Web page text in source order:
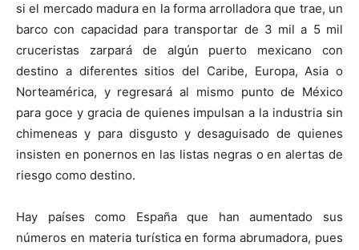
si el mercado madura en la forma arrolladora que trae, un
barco con capacidad para transportar de 3 mil a 5 mil
cruceristas zarpará de algún puerto mexicano con
destino a diferentes sitios del Caribe, Europa, Asia o
Norteamérica, y regresará al mismo punto de México
para goce y gracia de quienes impulsan a la industria sin
chimeneas y para disgusto y desaguisado de quienes
insisten en ponernos en las listas negras o en alertas de
riesgo como destino.
Hay países como España que han aumentado sus
números en materia turística en forma abrumadora, pues